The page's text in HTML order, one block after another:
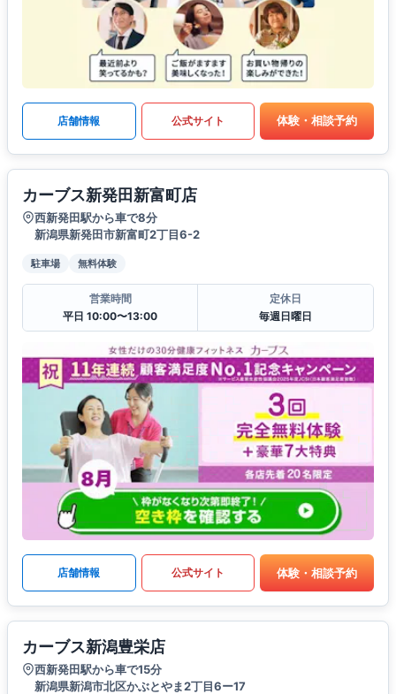
店舗情報 公式サイト 体験・相談予約
カーブス新発田新富町店
西新発田駅から車で8分
新潟県新発田市新富町2丁目6-2
駐車場 無料体験
営業時間
平日 10:00〜13:00
定休日
毎週日曜日
店舗情報 公式サイト 体験・相談予約
カーブス新潟豊栄店
西新発田駅から車で15分
新潟県新潟市北区かぶとやま2丁目6ー17